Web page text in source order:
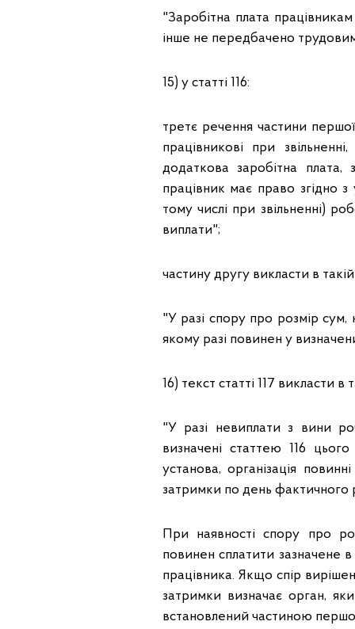
"Заробітна плата
інше не передбачено
15) у статті 116:
третє речення частини
працівникові при
додаткова заробітна плата,
працівник має право згідно
тому числі при звільненні)
виплати";
частину другу викласти в такій
"У разі спору про розмір сум,
якому разі повинен у
16) текст статті 117 викласти в
"У разі невиплати з вини
визначені статтею 116
установа, організація
затримки по день фактичного
При наявності спору про
повинен сплатити зазначене
працівника. Якщо спір
затримки визначає орган,
встановлений частиною